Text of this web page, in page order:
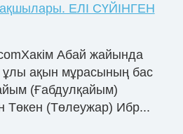
ЕЛІ СҮЙІНГЕН
Абай жайында
ұлы ақын мұрасының бас
(Ғабдулқайым)
Төкен (Төлеужар) Ибр...